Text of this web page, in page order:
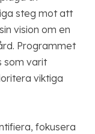
steg mot att
vision om en
Programmet
som varit
viktiga
fokusera